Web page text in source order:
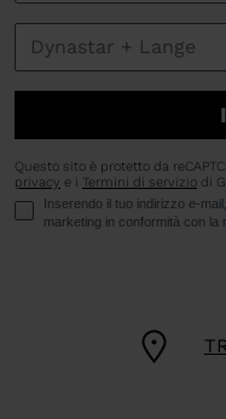
Questo sito è protetto da
privacy e i Termini di servizio di
Inserendo il tuo indirizzo e-
marketing in conformità con la